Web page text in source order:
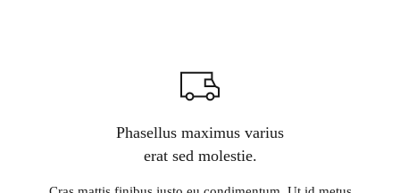
Phasellus maximus varius
erat sed molestie.